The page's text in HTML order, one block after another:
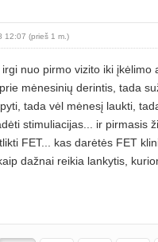
12:07 (prieš 1 m.)
irgi nuo pirmo vizito iki įkėlimo
mėnesinių derintis, tada
tada vėl mėnesį laukti,
stimuliacijas... ir pirmasis
FET... kas darėtės FET
dažnai reikia lankytis,